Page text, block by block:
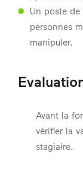
Un poste
personnes
manipuler.
Avant la
vérifier la
stagiaire.